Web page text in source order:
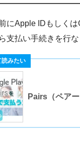
にApple IDもしく
支払い手続きを行な
Pairs（ペア